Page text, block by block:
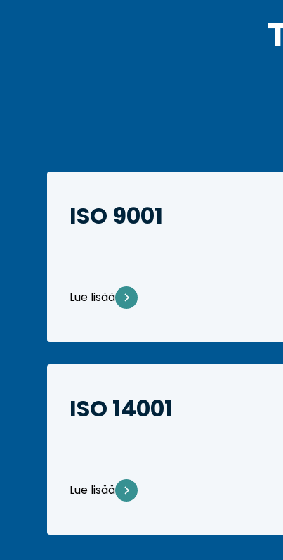
ISO 9001
Lue lisää
ISO 14001
Lue lisää